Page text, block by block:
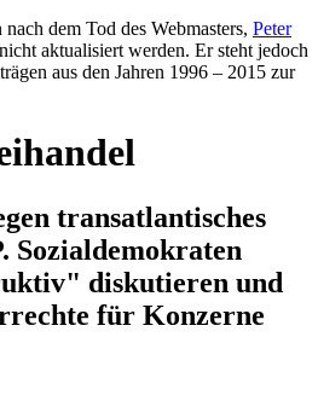
dem Tod des Webmasters, Peter
aktualisiert werden. Er steht jedoch
aus den Jahren 1996 – 2015 zur
transatlantisches
Sozialdemokraten
diskutieren und
für Konzerne